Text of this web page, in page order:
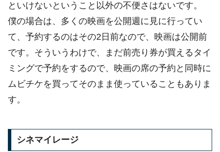
といけないということ以外の不便さはないです。
僕の場合は、多くの映画を公開週に見に行ってい
て、予約するのはその2日前なので、映画は公開前
です。そういうわけで、まだ前売り券が買えるタイ
ミングで予約をするので、映画の席の予約と同時に
ムビチケを買ってそのまま使っていることもありま
す。
シネマイレージ